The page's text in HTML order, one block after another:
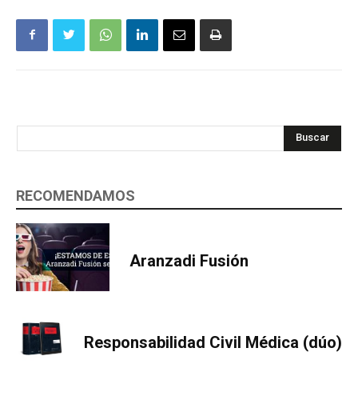
Buscar
RECOMENDAMOS
Aranzadi Fusión
Responsabilidad Civil Médica (dúo)